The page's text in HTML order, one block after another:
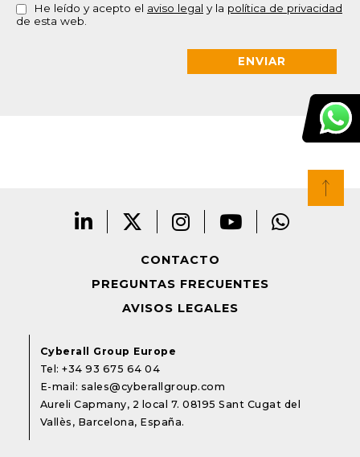
He leído y acepto el aviso legal y la política de privacidad
de esta web.
CONTACTO
PREGUNTAS FRECUENTES
AVISOS LEGALES
Cyberall Group Europe
Tel:+34 93 675 64 04
E-mail: sales@cyberallgroup.com
Aureli Capmany, 2 local 7. 08195 Sant Cugat del
Vallès, Barcelona, España.